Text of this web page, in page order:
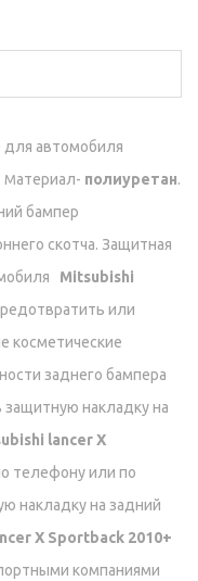
для автомобиля
Материал- полиуретан.
бампер
скотча. Защитная
Mitsubishi
или
косметические
заднего бампера
защитную накладку на
lancer X
телефону или по
накладку на задний
X Sportback 2010+
компаниями